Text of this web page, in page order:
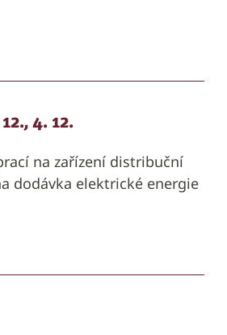
4. 12.
na zařízení distribuční
dodávka elektrické energie